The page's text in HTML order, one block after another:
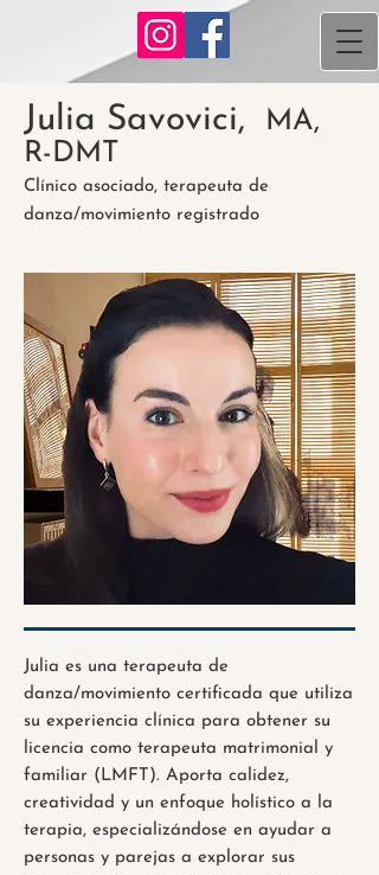
Julia Savovici,
MA,
R-DMT
Clínico asociado, terapeuta de
danza/movimiento registrado
Julia es una terapeuta de
danza/movimiento certificada que utiliza
su experiencia clínica para obtener su
licencia como terapeuta matrimonial y
familiar (LMFT). Aporta calidez,
creatividad y un enfoque holístico a la
terapia, especializándose en ayudar a
personas y parejas a explorar sus